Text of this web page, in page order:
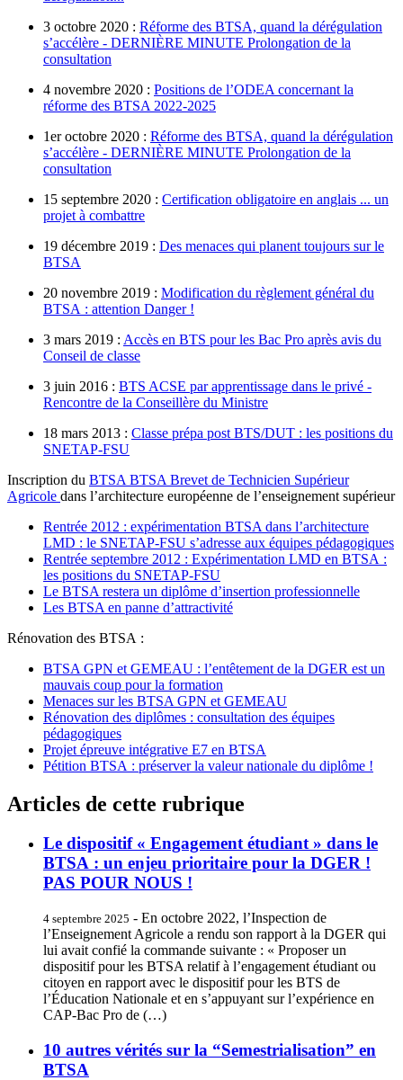
3 octobre 2020 : Réforme des BTSA, quand la dérégulation
s’accélère - DERNIÈRE MINUTE Prolongation de la
consultation
4 novembre 2020 : Positions de l’ODEA concernant la
réforme des BTSA 2022-2025
1er octobre 2020 : Réforme des BTSA, quand la dérégulation
s’accélère - DERNIÈRE MINUTE Prolongation de la
consultation
15 septembre 2020 : Certification obligatoire en anglais ... un
projet à combattre
19 décembre 2019 : Des menaces qui planent toujours sur le
BTSA
20 novembre 2019 : Modification du règlement général du
BTSA : attention Danger !
3 mars 2019 : Accès en BTS pour les Bac Pro après avis du
Conseil de classe
3 juin 2016 : BTS ACSE par apprentissage dans le privé -
Rencontre de la Conseillère du Ministre
18 mars 2013 : Classe prépa post BTS/DUT : les positions du
SNETAP-FSU
Inscription du BTSA BTSA Brevet de Technicien Supérieur
Agricole dans l’architecture européenne de l’enseignement supérieur
Rentrée 2012 : expérimentation BTSA dans l’architecture
LMD : le SNETAP-FSU s’adresse aux équipes pédagogiques
Rentrée septembre 2012 : Expérimentation LMD en BTSA :
les positions du SNETAP-FSU
Le BTSA restera un diplôme d’insertion professionnelle
Les BTSA en panne d’attractivité
Rénovation des BTSA :
BTSA GPN et GEMEAU : l’entêtement de la DGER est un
mauvais coup pour la formation
Menaces sur les BTSA GPN et GEMEAU
Rénovation des diplômes : consultation des équipes
pédagogiques
Projet épreuve intégrative E7 en BTSA
Pétition BTSA : préserver la valeur nationale du diplôme !
Articles de cette rubrique
Le dispositif « Engagement étudiant » dans le
BTSA : un enjeu prioritaire pour la DGER !
PAS POUR NOUS !
4 septembre 2025 - En octobre 2022, l’Inspection de
l’Enseignement Agricole a rendu son rapport à la DGER qui
lui avait confié la commande suivante : « Proposer un
dispositif pour les BTSA relatif à l’engagement étudiant ou
citoyen en rapport avec le dispositif pour les BTS de
l’Éducation Nationale et en s’appuyant sur l’expérience en
CAP-Bac Pro de (…)
10 autres vérités sur la “Semestrialisation” en
BTSA